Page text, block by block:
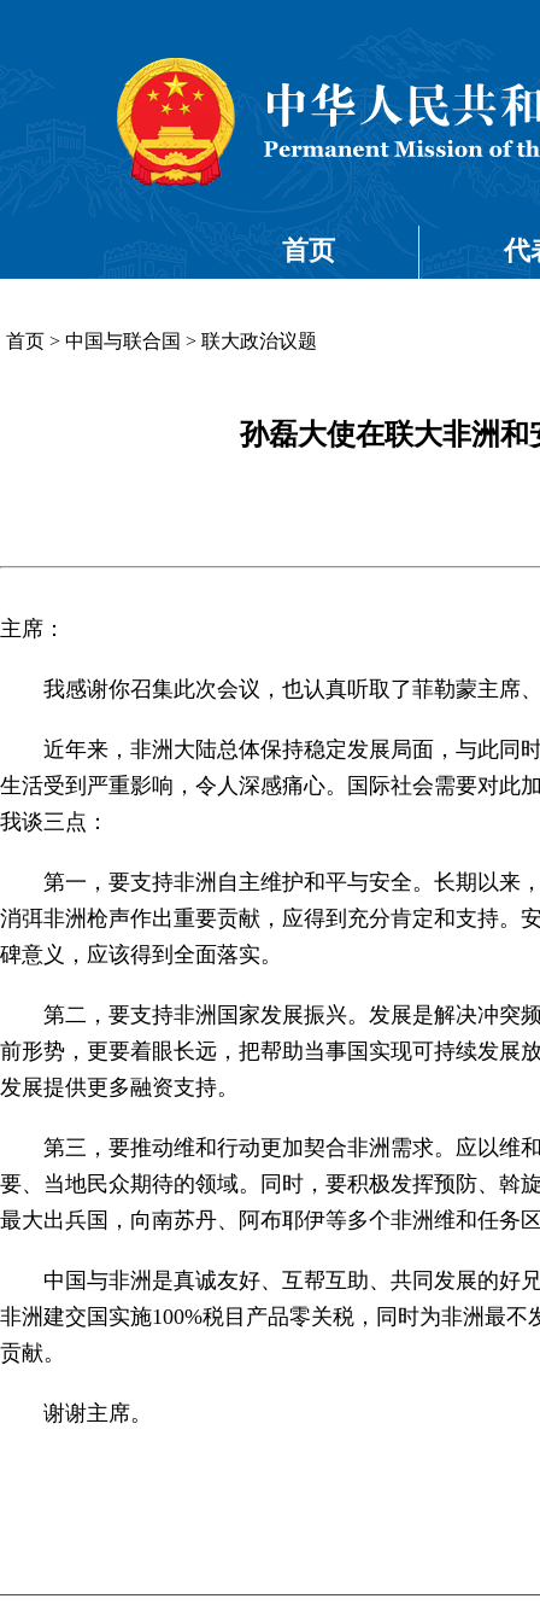
首页 代
首页 > 中国与联合国 > 联大政治议题
孙磊大使在联大非洲
主席：
我感谢你召集此次会议，也认真听取了菲勒蒙主席
近年来，非洲大陆总体保持稳定发展局面，与此同
生活受到严重影响，令人深感痛心。国际社会需要对此
我谈三点：
第一，要支持非洲自主维护和平与安全。长期以来
消弭非洲枪声作出重要贡献，应得到充分肯定和支持。
碑意义，应该得到全面落实。
第二，要支持非洲国家发展振兴。发展是解决冲突
前形势，更要着眼长远，把帮助当事国实现可持续发展
发展提供更多融资支持。
第三，要推动维和行动更加契合非洲需求。应以维
要、当地民众期待的领域。同时，要积极发挥预防、斡
最大出兵国，向南苏丹、阿布耶伊等多个非洲维和任务
中国与非洲是真诚友好、互帮互助、共同发展的好
非洲建交国实施100%税目产品零关税，同时为非洲最
贡献。
谢谢主席。